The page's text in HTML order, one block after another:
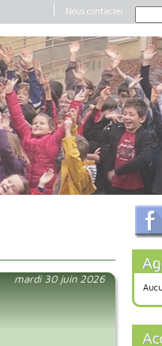
Nous contacter
mardi 30 juin 2026